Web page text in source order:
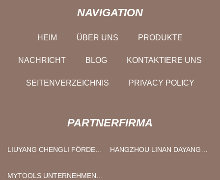
NAVIGATION
HEIM ÜBER UNS PRODUKTE
NACHRICHT BLOG KONTAKTIERE UNS
SEITENVERZEICHNIS PRIVACY POLICY
PARTNERFIRMA
LIUYANG CHENGLI FÖRDERN
CO., GMBH
HANGZHOU LINAN DAYANG
MYTOOLS UNTERNEHMEN